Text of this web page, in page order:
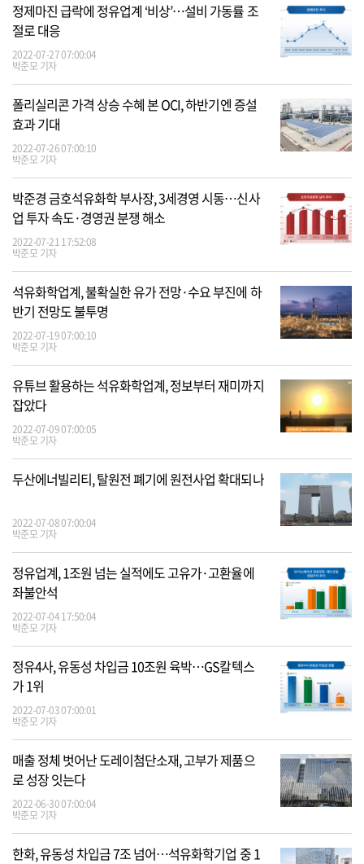
정제마진 급락에 정유업계 ‘비상’…설비 가동률 조
절로 대응
2022-07-27 07:00:04
박준모 기자
폴리실리콘 가격 상승 수혜 본 OCI, 하반기엔 증설
효과 기대
2022-07-26 07:00:10
박준모 기자
박준경 금호석유화학 부사장, 3세경영 시동…신사
업 투자 속도·경영권 분쟁 해소
2022-07-21 17:52:08
박준모 기자
석유화학업계, 불확실한 유가 전망·수요 부진에 하
반기 전망도 불투명
2022-07-19 07:00:10
박준모 기자
유튜브 활용하는 석유화학업계, 정보부터 재미까지
잡았다
2022-07-09 07:00:05
박준모 기자
두산에너빌리티, 탈원전 폐기에 원전사업 확대되나
2022-07-08 07:00:04
박준모 기자
정유업계, 1조원 넘는 실적에도 고유가·고환율에
좌불안석
2022-07-04 17:50:04
박준모 기자
정유4사, 유동성 차입금 10조원 육박…GS칼텍스
가 1위
2022-07-03 07:00:01
박준모 기자
매출 정체 벗어난 도레이첨단소재, 고부가 제품으
로 성장 잇는다
2022-06-30 07:00:04
박준모 기자
한화, 유동성 차입금 7조 넘어…석유화학기업 중 1